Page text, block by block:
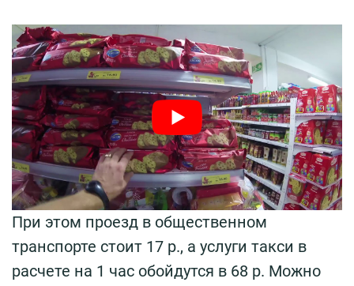
При этом проезд в общественном
транспорте стоит 17 р., а услуги такси в
расчете на 1 час обойдутся в 68 р. Можно